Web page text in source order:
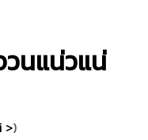
นแน่วแน่
>)